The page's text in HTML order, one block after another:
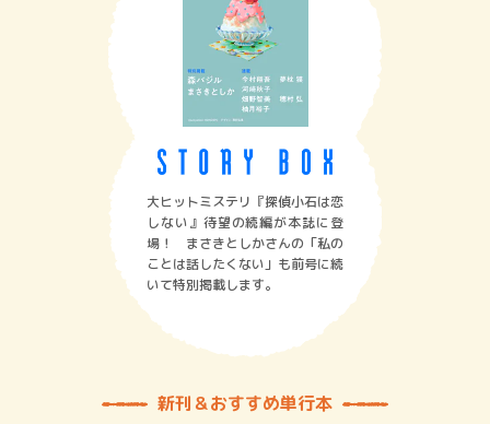
大ヒットミステリ『探偵小石は恋
しない』待望の続編が本誌に登
場！ まさきとしかさんの「私の
ことは話したくない」も前号に続
いて特別掲載します。
新刊＆おすすめ単行本